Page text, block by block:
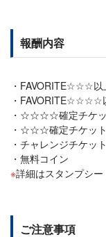
報酬内容
FAVORITE☆☆☆以
FAVORITE☆☆☆☆
☆☆☆☆確定チケッ
☆☆☆確定チケット
チャレンジチケッ
無料コイン
詳細はスタンプシ
ご注意事項